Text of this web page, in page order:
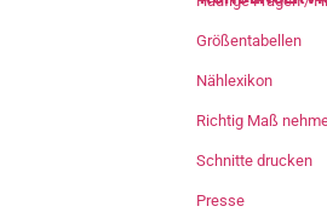
Größentabellen
Nählexikon
Richtig Maß
Schnitte drucken
Presse